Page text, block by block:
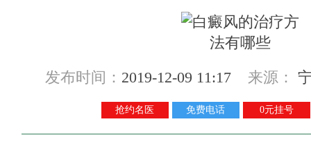
发布时间： 2019-12-09 11:17 来源：
抢约名医 免费电话 0元挂号